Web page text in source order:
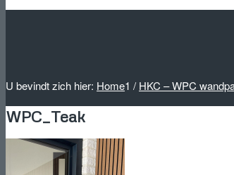
U bevindt zich hier: Home1 / HKC – WPC
WPC_Teak